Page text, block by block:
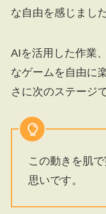
な自由を感じました
AIを活用した作業
なゲームを自由に
さに次のステージで
この動きを肌
思いです。